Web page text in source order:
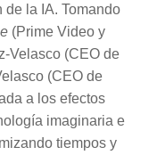
la IA. Tomando
(Prime Video y
Velasco (CEO de
(CEO de
a los efectos
imaginaria e
tiempos y